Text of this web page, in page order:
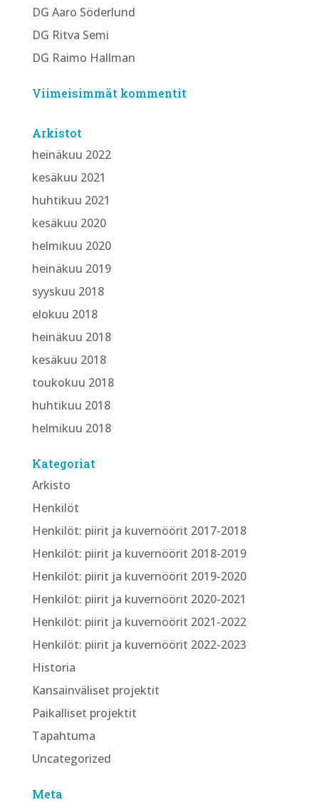
DG Aaro Söderlund
DG Ritva Semi
DG Raimo Hallman
Viimeisimmät kommentit
Arkistot
heinäkuu 2022
kesäkuu 2021
huhtikuu 2021
kesäkuu 2020
helmikuu 2020
heinäkuu 2019
syyskuu 2018
elokuu 2018
heinäkuu 2018
kesäkuu 2018
toukokuu 2018
huhtikuu 2018
helmikuu 2018
Kategoriat
Arkisto
Henkilöt
Henkilöt: piirit ja kuvernöörit 2017-2018
Henkilöt: piirit ja kuvernöörit 2018-2019
Henkilöt: piirit ja kuvernöörit 2019-2020
Henkilöt: piirit ja kuvernöörit 2020-2021
Henkilöt: piirit ja kuvernöörit 2021-2022
Henkilöt: piirit ja kuvernöörit 2022-2023
Historia
Kansainväliset projektit
Paikalliset projektit
Tapahtuma
Uncategorized
Meta